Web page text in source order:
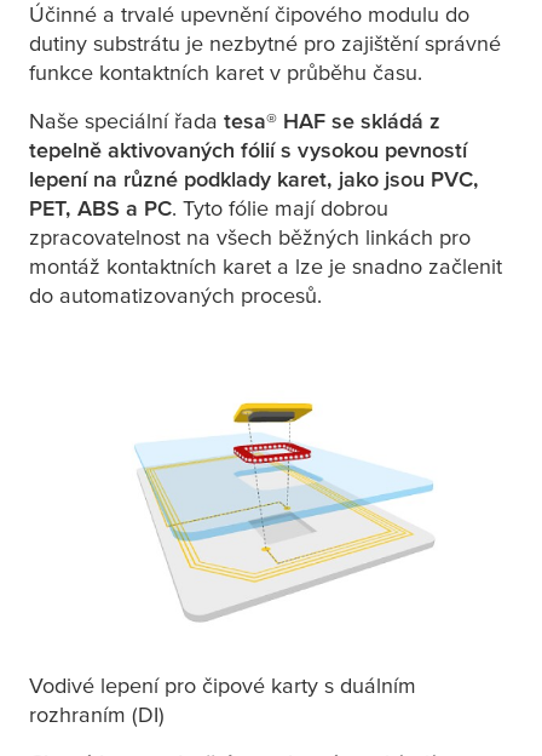
Účinné a trvalé upevnění čipového modulu do
dutiny substrátu je nezbytné pro zajištění správné
funkce kontaktních karet v průběhu času.
Naše speciální řada tesa® HAF se skládá z
tepelně aktivovaných fólií s vysokou pevností
lepení na různé podklady karet, jako jsou PVC,
PET, ABS a PC. Tyto fólie mají dobrou
zpracovatelnost na všech běžných linkách pro
montáž kontaktních karet a lze je snadno začlenit
do automatizovaných procesů.
Vodivé lepení pro čipové karty s duálním
rozhraním (DI)